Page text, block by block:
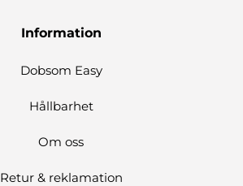
Information
Dobsom Easy
Hållbarhet
Om oss
Retur & reklamation